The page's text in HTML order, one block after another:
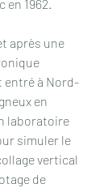
en 1962.
après une
entré à Nord-
en
laboratoire
simuler le
vertical
de